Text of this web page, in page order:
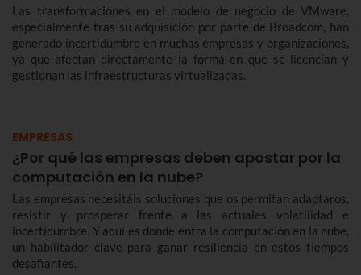
Las transformaciones en el modelo de negocio de VMware,
especialmente tras su adquisición por parte de Broadcom, han
generado incertidumbre en muchas empresas y organizaciones,
ya que afectan directamente la forma en que se licencian y
gestionan las infraestructuras virtualizadas.
EMPRESAS
¿Por qué las empresas deben apostar por la
computación en la nube?
Las empresas necesitáis soluciones que os permitan adaptaros,
resistir y prosperar frente a las actuales volatilidad e
incertidumbre. Y aquí es donde entra la computación en la nube,
un habilitador clave para ganar resiliencia en estos tiempos
desafiantes.